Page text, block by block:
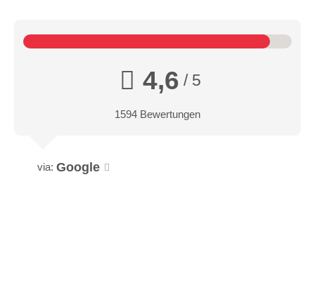
4,6 / 5
1594 Bewertungen
via: Google